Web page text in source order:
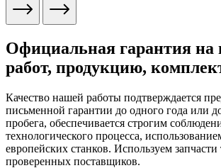
Официальная гарантия на
работ, продукцию,
Качество нашей работы подтверждается
письменной гарантии до одного года или
пробега, обеспечивается строгим
технологического процесса,
европейских станков. Используем запчасти
проверенных поставщиков.